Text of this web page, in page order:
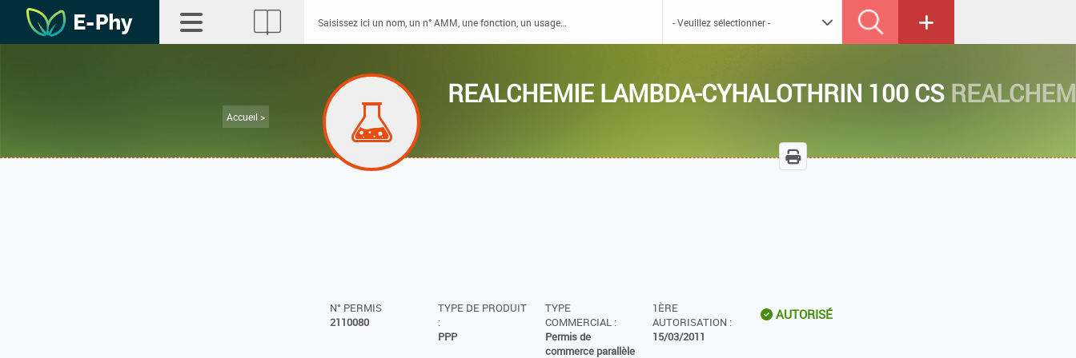
Accueil >
REALCHEMIE LAMBDA-CYHALOTHRIN 100 CS
N° PERMIS
2110080
TYPE DE PRODUIT
:
PPP
TYPE
COMMERCIAL :
Permis de
commerce parallèle
1ÈRE
AUTORISATION :
15/03/2011
AUTORISÉ